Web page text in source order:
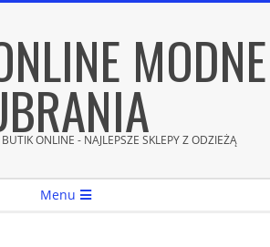
MODNE
ONLINE - NAJLEPSZE SKLEPY Z ODZIEŻĄ
Menu